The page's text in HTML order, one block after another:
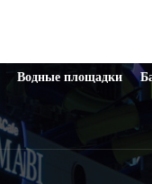
Водные площадки